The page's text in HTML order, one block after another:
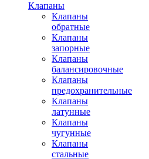
Клапаны
Клапаны
обратные
Клапаны
запорные
Клапаны
балансировочные
Клапаны
предохранительные
Клапаны
латунные
Клапаны
чугунные
Клапаны
стальные